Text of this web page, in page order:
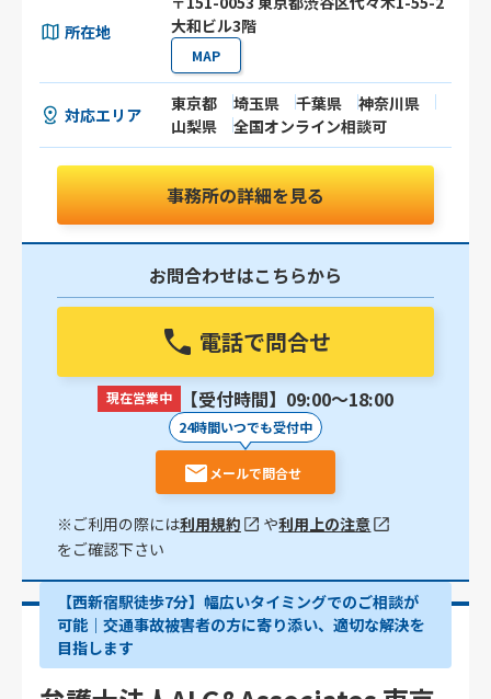
所在地
大和ビル3階
MAP
対応エリア
東京都 埼玉県 千葉県
神奈川県
山梨県
全国オンライン相談可
事務所の詳細を見る
お問合わせはこちらから
電話で問合せ
現在営業中 【受付時間】09:00〜18:00
24時間いつでも受付中
メールで問合せ
※ご利用の際には利用規約 や利用上の注意
をご確認下さい
【西新宿駅徒歩7分】幅広いタイミングでのご相談が
可能｜交通事故被害者の方に寄り添い、適切な解決を
目指します